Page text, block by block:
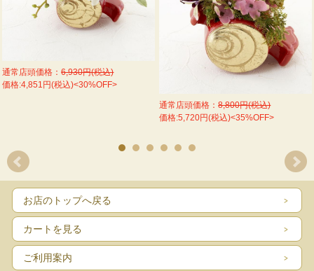
通常店頭価格：6,930円(税込)
価格:4,851円(税込)<30%OFF>
通常店頭価格：8,800円(税込)
価格:5,720円(税込)<35%OFF>
お店のトップへ戻る
カートを見る
ご利用案内